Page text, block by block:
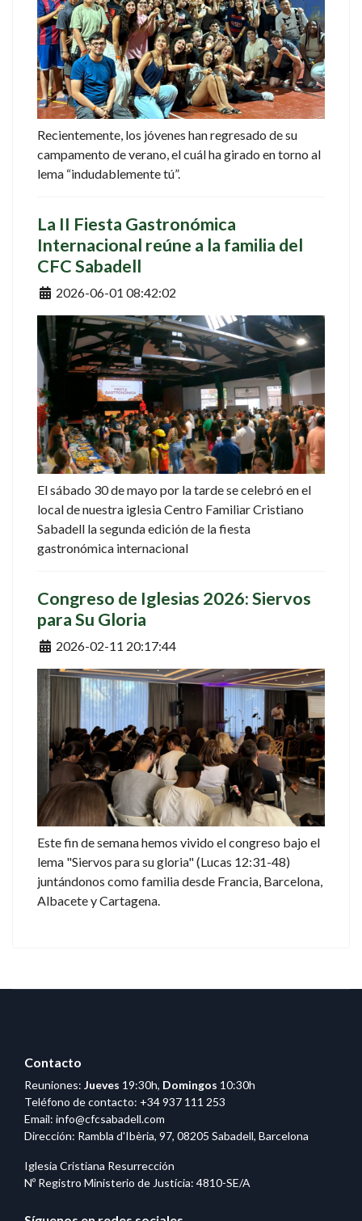
Recientemente, los jóvenes han regresado de su
campamento de verano, el cuál ha girado en torno al
lema “indudablemente tú”.
La II Fiesta Gastronómica
Internacional reúne a la familia del
CFC Sabadell
Detalles
2026-06-01 08:42:02
El sábado 30 de mayo por la tarde se celebró en el
local de nuestra iglesia Centro Familiar Cristiano
Sabadell la segunda edición de la fiesta
gastronómica internacional
Congreso de Iglesias 2026: Siervos
para Su Gloria
Detalles
2026-02-11 20:17:44
Este fin de semana hemos vivido el congreso bajo el
lema "Siervos para su gloria" (Lucas 12:31-48)
juntándonos como familia desde Francia, Barcelona,
Albacete y Cartagena.
Contacto
Reuniones: Jueves 19:30h, Domingos 10:30h
Teléfono de contacto: +34 937 111 253
Email: info@cfcsabadell.com
Dirección: Rambla d'Ibèria, 97, 08205 Sabadell, Barcelona
Iglesia Cristiana Resurrección
Nº Registro Ministerio de Justícia: 4810-SE/A